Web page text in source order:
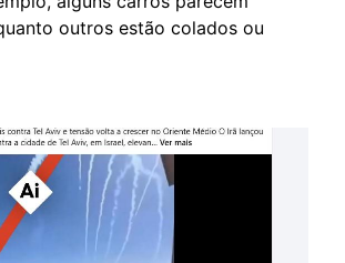
outros estão colados ou